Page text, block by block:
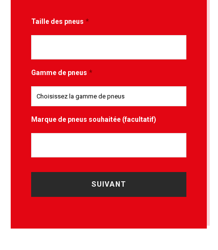
Taille des pneus *
Gamme de pneus *
Marque de pneus souhaitée (facultatif)